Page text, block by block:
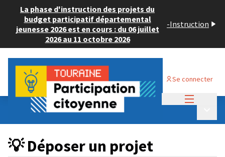
La phase d'instruction des projets du
budget participatif départemental
jeunesse 2026 est en cours : du 06 juillet
2026 au 11 octobre 2026
-Instruction
Se connecter
Budget Participatif ADULTE 2024
💡 Déposer un projet
💡 Déposer un projet